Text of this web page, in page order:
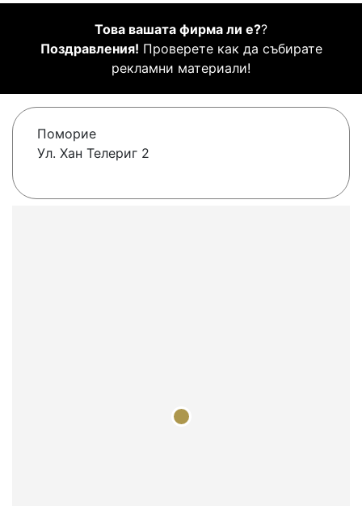
Това вашата фирма ли е??
Поздравления! Проверете как да събирате
рекламни материали!
Поморие
Ул. Хан Телериг 2